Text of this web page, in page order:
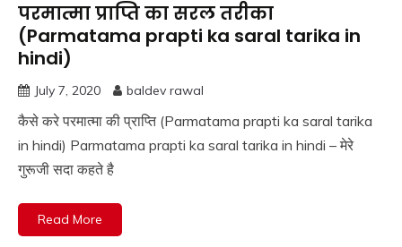
परमात्मा प्राप्ति का सरल तरीका
(Parmatama prapti ka saral tarika in
hindi)
July 7, 2020 baldev rawal
कैसे करे परमात्मा की प्राप्ति (Parmatama prapti ka saral tarika
in hindi) Parmatama prapti ka saral tarika in hindi – मेरे
गुरूजी सदा कहते है
Read More